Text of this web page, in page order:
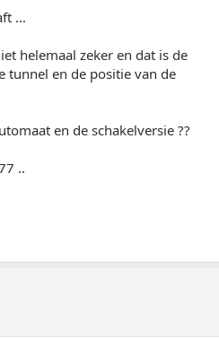
...
helemaal zeker en dat is de
tunnel en de positie van de
en de schakelversie ??
..